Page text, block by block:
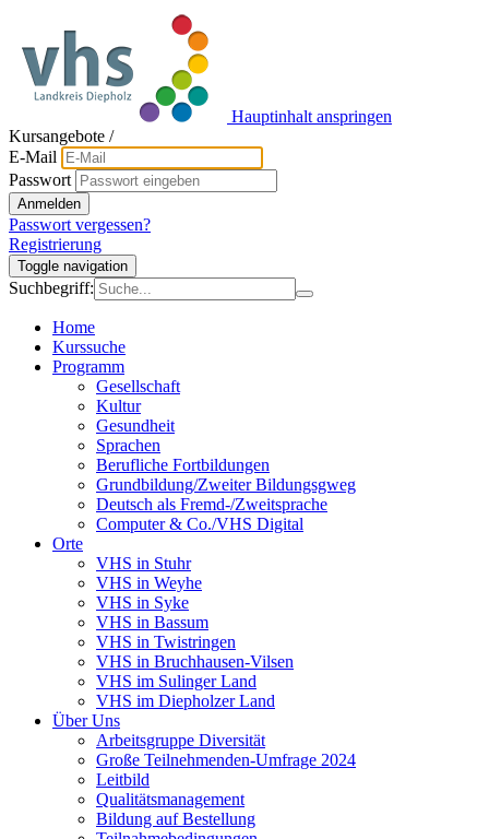
Hauptinhalt anspringen
Kursangebote /
E-Mail
Passwort
Anmelden
Passwort vergessen?
Registrierung
Toggle navigation
Suchbegriff:
Home
Kurssuche
Programm
Gesellschaft
Kultur
Gesundheit
Sprachen
Berufliche Fortbildungen
Grundbildung/Zweiter Bildungsgweg
Deutsch als Fremd-/Zweitsprache
Computer & Co./VHS Digital
Orte
VHS in Stuhr
VHS in Weyhe
VHS in Syke
VHS in Bassum
VHS in Twistringen
VHS in Bruchhausen-Vilsen
VHS im Sulinger Land
VHS im Diepholzer Land
Über Uns
Arbeitsgruppe Diversität
Große Teilnehmenden-Umfrage 2024
Leitbild
Qualitätsmanagement
Bildung auf Bestellung